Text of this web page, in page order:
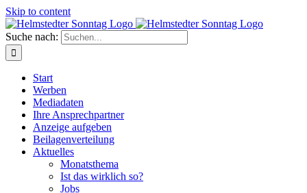
Skip to content
Suche nach:
Start
Werben
Mediadaten
Ihre Ansprechpartner
Anzeige aufgeben
Beilagenverteilung
Aktuelles
Monatsthema
Ist das wirklich so?
Jobs